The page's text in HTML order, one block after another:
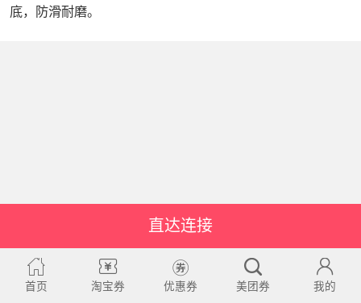
底，防滑耐磨。
直达连接
首页 淘宝券 优惠券 美团券 我的